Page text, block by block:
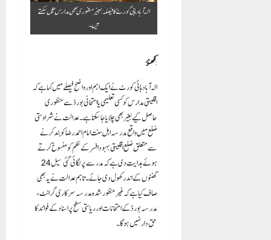
الہ آباد ہائی کورٹ کا فیصلہ: بغیر منظوری بھی مدارس چل سکتے
ہیں۔
لکھنؤ:
الہ آباد ہائی کورٹ نے ایک اہم اور واضح فیصلے میں کہا ہے کہ
اقلیتی مدارس کو کسی تعلیمی یا امتحانی بورڈ سے منظوری
حاصل کیے بغیر بھی چلایا جا سکتا ہے۔ عدالت نے شراوستی
ضلع میں واقع مدرسہ اہلِ سنت امام احمد رضا کو بند کرنے
سے متعلق ضلع اقلیتی بہبود افسر کے حکم کو منسوخ کرتے
ہوئے ہدایت دی ہے کہ مدرسے پر لگائی گئی سیل 24
گھنٹوں کے اندر کھول دی جائے۔ تاہم عدالت نے یہ بھی
صاف کیا ہے کہ غیر منظور شدہ مدرسہ سرکاری گرانٹ،
مدرسہ بورڈ کے امتحانات اور ریاستی سطح پر اسناد کے فوائد کا
حق دار نہیں ہوگا۔